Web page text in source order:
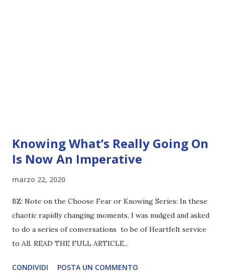
Knowing What’s Really Going On
Is Now An Imperative
marzo 22, 2020
BZ: Note on the Choose Fear or Knowing Series: In these
chaotic rapidly changing moments, I was nudged and asked
to do a series of conversations to be of Heartfelt service
to All. READ THE FULL ARTICLE...
CONDIVIDI
POSTA UN COMMENTO